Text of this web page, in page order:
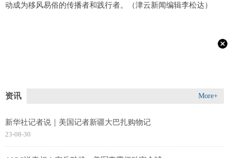
动成为移风易俗的传播者和践行者。（津云新闻编辑李松达）
资讯 More+
新华社记者说｜美国记者新疆大巴扎购物记
23-08-30